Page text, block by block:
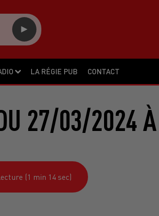
LA RÉGIE PUB CONTACT
27/03/2024
(1 min 14 sec)